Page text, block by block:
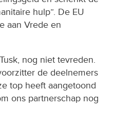
hulp”. De EU
aan Vrede en
nog niet tevreden.
de deelnemers
top heeft aangetoond
ons partnerschap nog